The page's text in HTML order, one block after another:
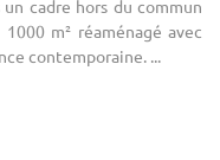
cadre hors du commun
m² réaménagé avec
contemporaine. ...